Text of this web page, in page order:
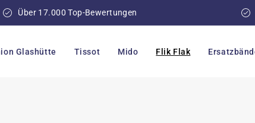
Über 17.000 Top-Bewertungen
Glashütte Tissot Mido Flik Flak